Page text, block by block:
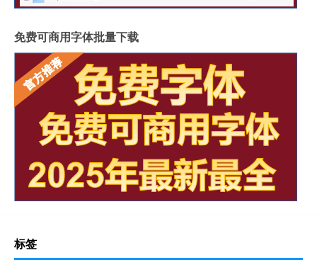
免费可商用字体批量下载
标签